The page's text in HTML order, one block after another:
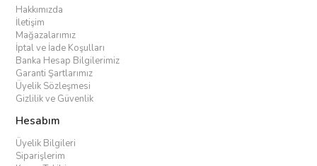
Hakkımızda
İletişim
Mağazalarımız
İptal ve İade Koşulları
Banka Hesap Bilgilerimiz
Garanti Şartlarımız
Üyelik Sözleşmesi
Gizlilik ve Güvenlik
Hesabım
Üyelik Bilgileri
Siparişlerim